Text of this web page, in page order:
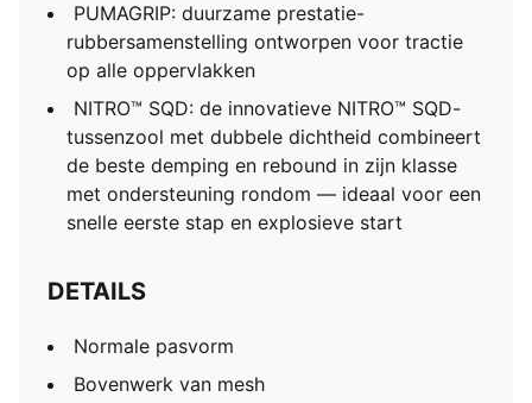
PUMAGRIP: duurzame prestatie-
rubbersamenstelling ontworpen voor tractie
op alle oppervlakken
NITRO™ SQD: de innovatieve NITRO™ SQD-
tussenzool met dubbele dichtheid combineert
de beste demping en rebound in zijn klasse
met ondersteuning rondom — ideaal voor een
snelle eerste stap en explosieve start
DETAILS
Normale pasvorm
Bovenwerk van mesh